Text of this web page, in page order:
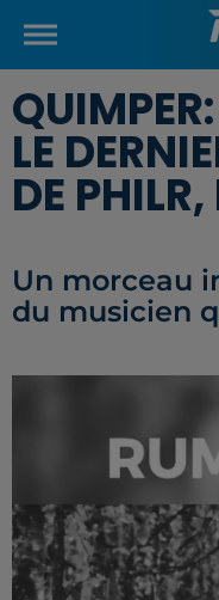
LE
DE
Un morceau
du musicien